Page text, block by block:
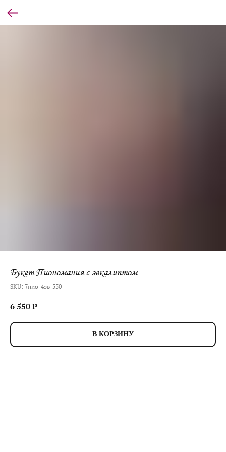
Букет Пиономания с эвкалиптом
SKU: 7пио-4эв-550
6 550₽
В КОРЗИНУ